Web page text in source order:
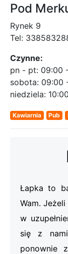
Pod
Rynek 9
Tel:
Czynne:
pn - pt: 09:00
sobota: 09:00
niedziela:
Kawiarnia Pub
Łapka to
Wam.
w
się z
ponownie